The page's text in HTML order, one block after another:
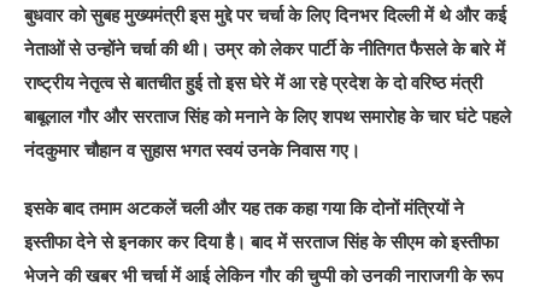
बुधवार को सुबह मुख्यमंत्री इस मुद्दे पर चर्चा के लिए दिनभर दिल्ली में थे और कई
नेताओं से उन्होंने चर्चा की थी। उम्र को लेकर पार्टी के नीतिगत फैसले के बारे में
राष्ट्रीय नेतृत्व से बातचीत हुई तो इस घेरे में आ रहे प्रदेश के दो वरिष्ठ मंत्री
बाबूलाल गौर और सरताज सिंह को मनाने के लिए शपथ समारोह के चार घंटे पहले
नंदकुमार चौहान व सुहास भगत स्वयं उनके निवास गए।
इसके बाद तमाम अटकलें चली और यह तक कहा गया कि दोनों मंत्रियों ने
इस्तीफा देने से इनकार कर दिया है। बाद में सरताज सिंह के सीएम को इस्तीफा
भेजने की खबर भी चर्चा में आई लेकिन गौर की चुप्पी को उनकी नाराजगी के रूप